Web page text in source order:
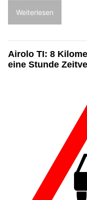
Weiterlesen
Airolo TI: 8
eine Stunde